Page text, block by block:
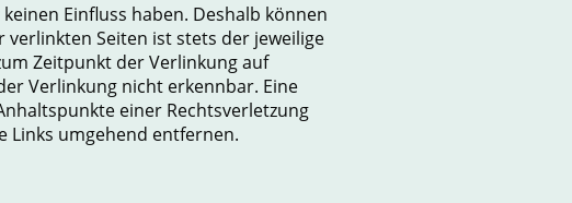
Einfluss haben. Deshalb können
Seiten ist stets der jeweilige
Zeitpunkt der Verlinkung auf
Verlinkung nicht erkennbar. Eine
einer Rechtsverletzung
Links umgehend entfernen.